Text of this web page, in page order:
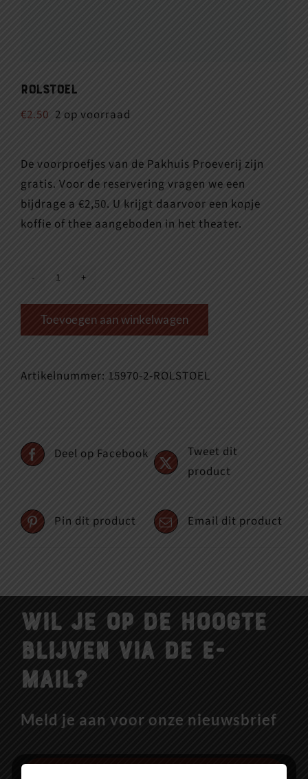
Rolstoel
€2.50 2 op voorraad
De voorproefjes van de Pakhuis Proeverij zijn
gratis. Voor de reservering vragen we een
bijdrage a €2,50. U krijgt daarvoor een kopje
koffie of thee aangeboden in het theater.
aantal
Toevoegen aan winkelwagen
Artikelnummer: 15970-2-ROLSTOEL
Deel op Facebook
Tweet dit
product
Pin dit product Email dit product
Wil je op de hoogte
blijven via de e-
mail?
Meld je aan voor onze nieuwsbrief